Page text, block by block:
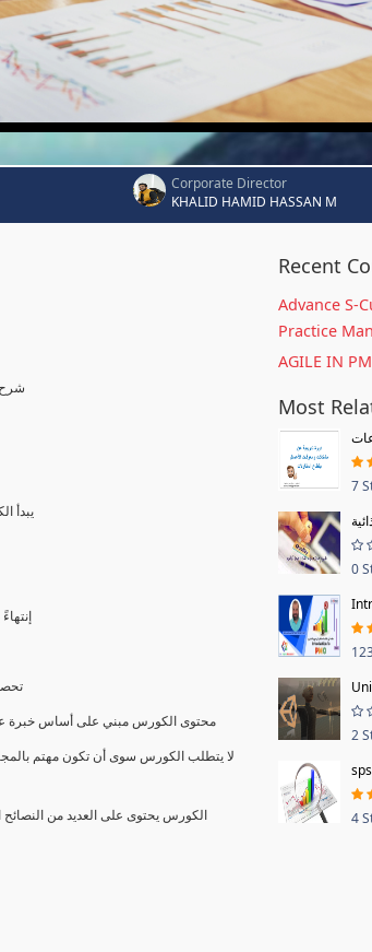
Corporate Director
KHALID HAMID HASSAN M
شرح
يبدأ
محتوى الكورس مبني على أساس خبرة
لا يتطلب الكورس سوى أن تكون مهتم
الكورس يحتوى على العديد من النصائح
Recent
Advance S-
Practice
AGILE IN
Most
7
0
2
4